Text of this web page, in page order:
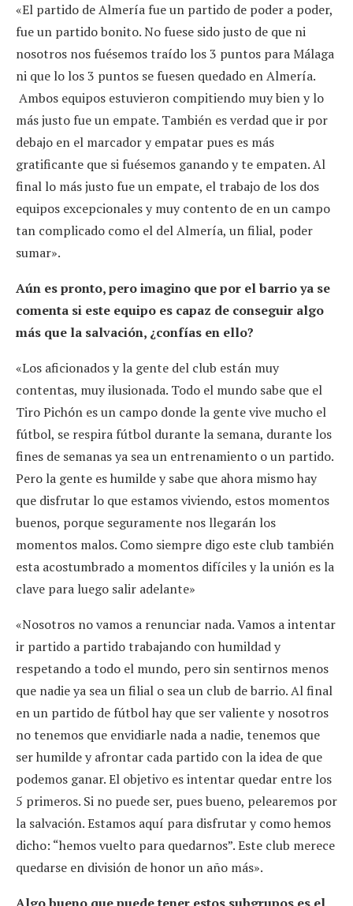
«El partido de Almería fue un partido de poder a poder,
fue un partido bonito. No fuese sido justo de que ni
nosotros nos fuésemos traído los 3 puntos para Málaga
ni que lo los 3 puntos se fuesen quedado en Almería.
Ambos equipos estuvieron compitiendo muy bien y lo
más justo fue un empate. También es verdad que ir por
debajo en el marcador y empatar pues es más
gratificante que si fuésemos ganando y te empaten. Al
final lo más justo fue un empate, el trabajo de los dos
equipos excepcionales y muy contento de en un campo
tan complicado como el del Almería, un filial, poder
sumar».
Aún es pronto, pero imagino que por el barrio ya se
comenta si este equipo es capaz de conseguir algo
más que la salvación, ¿confías en ello?
«Los aficionados y la gente del club están muy
contentas, muy ilusionada. Todo el mundo sabe que el
Tiro Pichón es un campo donde la gente vive mucho el
fútbol, se respira fútbol durante la semana, durante los
fines de semanas ya sea un entrenamiento o un partido.
Pero la gente es humilde y sabe que ahora mismo hay
que disfrutar lo que estamos viviendo, estos momentos
buenos, porque seguramente nos llegarán los
momentos malos. Como siempre digo este club también
esta acostumbrado a momentos difíciles y la unión es la
clave para luego salir adelante»
«Nosotros no vamos a renunciar nada. Vamos a intentar
ir partido a partido trabajando con humildad y
respetando a todo el mundo, pero sin sentirnos menos
que nadie ya sea un filial o sea un club de barrio. Al final
en un partido de fútbol hay que ser valiente y nosotros
no tenemos que envidiarle nada a nadie, tenemos que
ser humilde y afrontar cada partido con la idea de que
podemos ganar. El objetivo es intentar quedar entre los
5 primeros. Si no puede ser, pues bueno, pelearemos por
la salvación. Estamos aquí para disfrutar y como hemos
dicho: “hemos vuelto para quedarnos”. Este club merece
quedarse en división de honor un año más».